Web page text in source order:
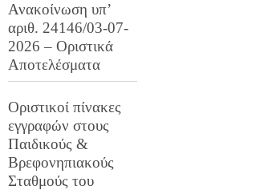
Ανακοίνωση υπ’
αριθ. 24146/03-07-
2026 – Οριστικά
Αποτελέσματα
Οριστικοί πίνακες
εγγραφών στους
Παιδικούς &
Βρεφονηπιακούς
Σταθμούς του